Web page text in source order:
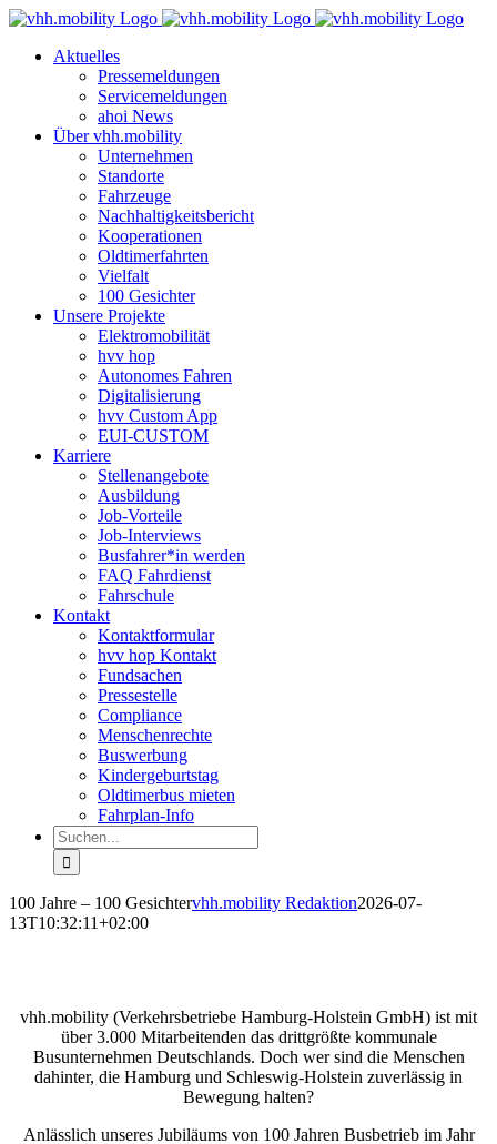
Zum
springenAktuelles
Pressemeldungen
Servicemeldungen
ahoi News
Über vhh.mobility
Unternehmen
Standorte
Fahrzeuge
Nachhaltigkeitsbericht
Kooperationen
Oldtimerfahrten
Vielfalt
100 Gesichter
Unsere Projekte
Elektromobilität
hvv hop
Autonomes Fahren
Digitalisierung
hvv Custom App
EUI-CUSTOM
Karriere
Stellenangebote
Ausbildung
Job-Vorteile
Job-Interviews
Busfahrer*in werden
FAQ Fahrdienst
Fahrschule
Kontakt
Kontaktformular
hvv hop Kontakt
Fundsachen
Pressestelle
Compliance
Menschenrechte
Buswerbung
Kindergeburtstag
Oldtimerbus mieten
Fahrplan-Info
Suche
nach:
100 Jahre – 100 Gesichtervhh.mobility Redaktion2026-07-
13T10:32:11+02:00
vhh.mobility (Verkehrsbetriebe Hamburg-Holstein GmbH) ist mit
über 3.000 Mitarbeitenden das drittgrößte kommunale
Busunternehmen Deutschlands. Doch wer sind die Menschen
dahinter, die Hamburg und Schleswig-Holstein zuverlässig in
Bewegung halten?
Anlässlich unseres Jubiläums von 100 Jahren Busbetrieb im Jahr